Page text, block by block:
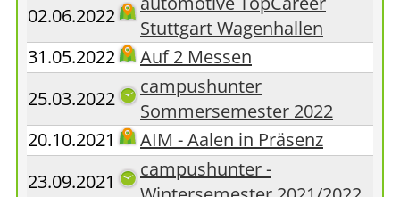
02.06.2022
Stuttgart Wagenhallen
31.05.2022
Auf 2 Messen
25.03.2022
campushunter
Sommersemester 2022
20.10.2021
AIM - Aalen in Präsenz
23.09.2021
campushunter -